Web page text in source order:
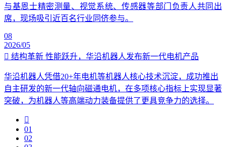
与基恩士精密测量、视觉系统、传感器等部门负责人共同出
席，现场吸引近百名行业同侪参与。
08
2026/05
结构革新 性能跃升，华沿机器人发布新一代电机产品
华沿机器人凭借20+年电机等机器人核心技术沉淀，成功推出
自主研发的新一代轴向磁通电机，在多项核心指标上实现显著
突破，为机器人等高端动力装备提供了更具竞争力的选择。
01
02